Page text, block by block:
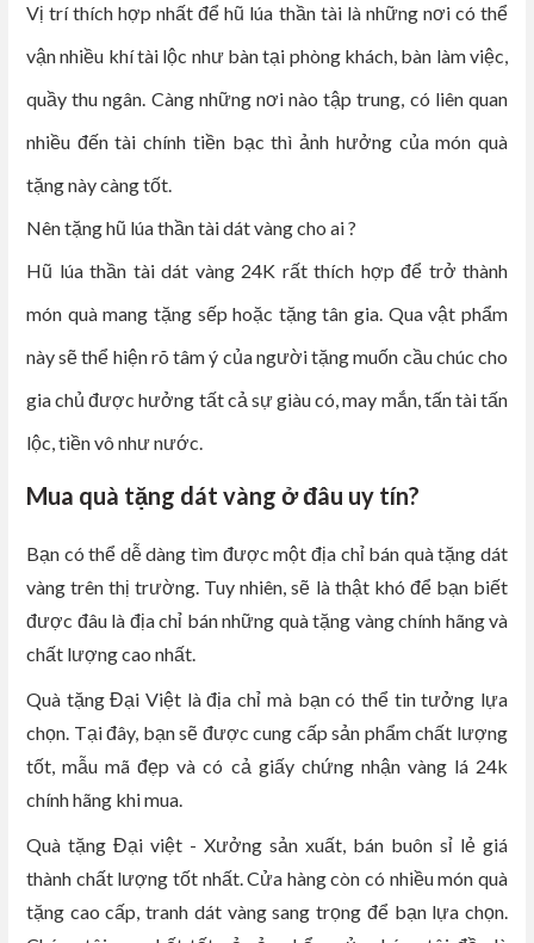
Vị trí thích hợp nhất để hũ lúa thần tài là những nơi có thể
vận nhiều khí tài lộc như bàn tại phòng khách, bàn làm việc,
quầy thu ngân. Càng những nơi nào tập trung, có liên quan
nhiều đến tài chính tiền bạc thì ảnh hưởng của món quà
tặng này càng tốt.
Nên tặng hũ lúa thần tài dát vàng cho ai ?
Hũ lúa thần tài dát vàng 24K rất thích hợp để trở thành
món quà mang tặng sếp hoặc tặng tân gia. Qua vật phẩm
này sẽ thể hiện rõ tâm ý của người tặng muốn cầu chúc cho
gia chủ được hưởng tất cả sự giàu có, may mắn, tấn tài tấn
lộc, tiền vô như nước.
Mua quà tặng dát vàng ở đâu uy tín?
Bạn có thể dễ dàng tìm được một địa chỉ bán quà tặng dát
vàng trên thị trường. Tuy nhiên, sẽ là thật khó để bạn biết
được đâu là địa chỉ bán những quà tặng vàng chính hãng và
chất lượng cao nhất.
Quà tặng Đại Việt là địa chỉ mà bạn có thể tin tưởng lựa
chọn. Tại đây, bạn sẽ được cung cấp sản phẩm chất lượng
tốt, mẫu mã đẹp và có cả giấy chứng nhận vàng lá 24k
chính hãng khi mua.
Quà tặng Đại việt - Xưởng sản xuất, bán buôn sỉ lẻ giá
thành chất lượng tốt nhất. Cửa hàng còn có nhiều món quà
tặng cao cấp, tranh dát vàng sang trọng để bạn lựa chọn.